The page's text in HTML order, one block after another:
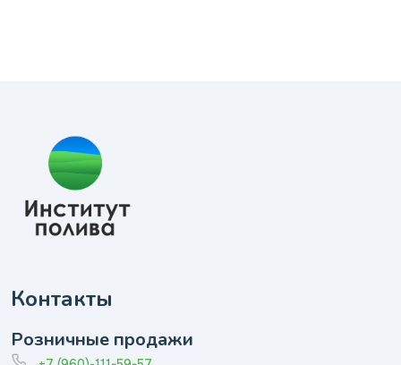
Контакты
Розничные продажи